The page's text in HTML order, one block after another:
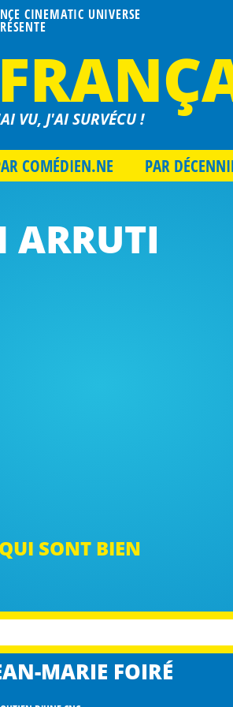
CINEMATIC UNIVERSE
VU, J'AI SURVÉCU !
COMÉDIEN.NE PAR
ARRUTI
SONT BIEN
MARIE FOIRÉ